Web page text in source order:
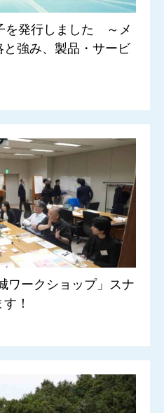
を発行しました ～メ
強み、製品・サービ
ワークショップ」スナ
！